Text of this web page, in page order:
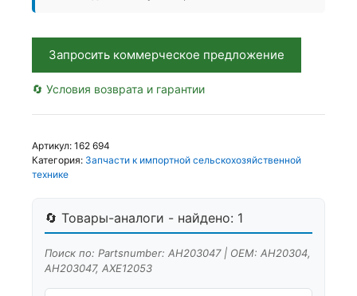
NI,
Запросить коммерческое предложение
🔄 Условия возврата и гарантии
Артикул: 162 694
Категория: Запчасти к импортной сельскохозяйственной
технике
🔄 Товары-аналоги - найдено: 1
Поиск по: Partsnumber: AH203047 | OEM: AH20304,
AH203047, AXE12053